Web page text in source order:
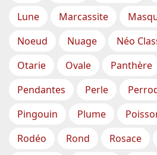
Lune
Marcassite
Noeud
Nuage Néo
Otarie
Ovale Panthère
Pendantes
Perle
Pingouin
Plume
Rodéo
Rond Rosace